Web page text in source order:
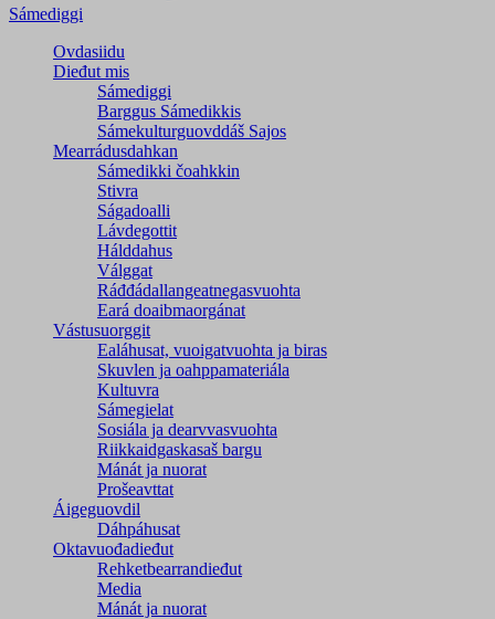
Sámediggi
Ovdasiidu
Dieđut mis
Sámediggi
Barggus Sámedikkis
Sámekulturguovddáš Sajos
Mearrádusdahkan
Sámedikki čoahkkin
Stivra
Ságadoalli
Lávdegottit
Hálddahus
Válggat
Ráđđádallangeatnegas­vuohta
Eará doaibmaorgánat
Vástusuorggit
Ealáhusat, vuoigatvuohta ja biras
Skuvlen ja oahppamateriála
Kultuvra
Sámegielat
Sosiála ja dearvvasvuohta
Riikkaidgaskasaš bargu
Mánát ja nuorat
Prošeavttat
Áigeguovdil
Dáhpáhusat
Oktavuođadieđut
Rehketbearrandieđut
Media
Mánát ja nuorat